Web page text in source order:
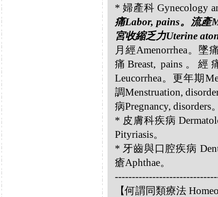
* 婦產科 Gynecology
痛Labor, pains。流產
宮收縮乏力Uterine
月經Amenorrhea。墜
痛Breast, pains。經
Leucorrhea。更年期
調Menstruation,
病Pregnancy, disorders
* 皮膚科疾病
Pityriasis。
* 牙齒與口腔疾病
瘡Aphthae。
【何謂同類療法